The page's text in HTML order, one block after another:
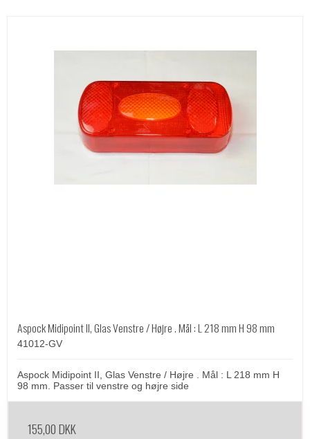
Aspock Midipoint II, Glas Venstre / Højre . Mål : L 218 mm H 98 mm
41012-GV
Aspock Midipoint II, Glas Venstre / Højre . Mål : L 218 mm H
98 mm. Passer til venstre og højre side
155,00 DKK